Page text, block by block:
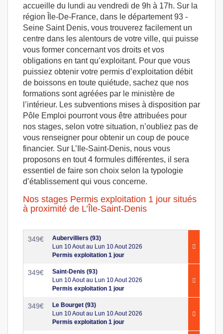
accueille du lundi au vendredi de 9h à 17h. Sur la
région Île-De-France, dans le département 93 -
Seine Saint Denis, vous trouverez facilement un
centre dans les alentours de votre ville, qui puisse
vous former concernant vos droits et vos
obligations en tant qu’exploitant. Pour que vous
puissiez obtenir votre permis d’exploitation débit
de boissons en toute quiétude, sachez que nos
formations sont agréées par le ministère de
l’intérieur. Les subventions mises à disposition par
Pôle Emploi pourront vous être attribuées pour
nos stages, selon votre situation, n’oubliez pas de
vous renseigner pour obtenir un coup de pouce
financier. Sur L’Ile-Saint-Denis, nous vous
proposons en tout 4 formules différentes, il sera
essentiel de faire son choix selon la typologie
d’établissement qui vous concerne.
Nos stages Permis exploitation 1 jour situés
à proximité de L’Île-Saint-Denis
349€
Aubervilliers (93)
Lun 10 Aout au Lun 10 Aout 2026
Permis exploitation 1 jour
349€
Saint-Denis (93)
Lun 10 Aout au Lun 10 Aout 2026
Permis exploitation 1 jour
349€
Le Bourget (93)
Lun 10 Aout au Lun 10 Aout 2026
Permis exploitation 1 jour